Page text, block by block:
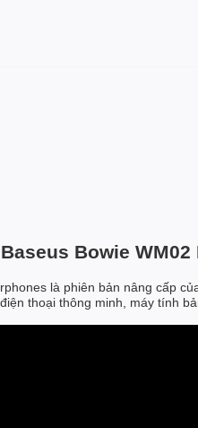
Bowie
là phiên bản nâng cấp
thoại thông minh, máy tính